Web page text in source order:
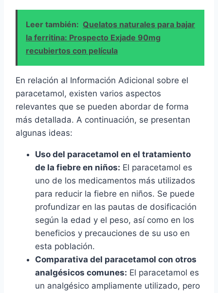
Leer también: Quelatos naturales para bajar
la ferritina: Prospecto Exjade 90mg
recubiertos con película
En relación al Información Adicional sobre el
paracetamol, existen varios aspectos
relevantes que se pueden abordar de forma
más detallada. A continuación, se presentan
algunas ideas:
Uso del paracetamol en el tratamiento
de la fiebre en niños: El paracetamol es
uno de los medicamentos más utilizados
para reducir la fiebre en niños. Se puede
profundizar en las pautas de dosificación
según la edad y el peso, así como en los
beneficios y precauciones de su uso en
esta población.
Comparativa del paracetamol con otros
analgésicos comunes: El paracetamol es
un analgésico ampliamente utilizado, pero